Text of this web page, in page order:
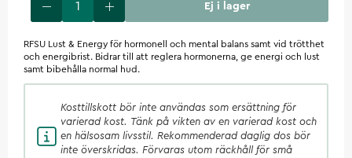
Ej i lager
RFSU Lust & Energy för hormonell och mental balans samt vid trötthet
och energibrist. Bidrar till att reglera hormonerna, ge energi och lust
samt bibehålla normal hud.
Kosttillskott bör inte användas som ersättning för
varierad kost. Tänk på vikten av en varierad kost och
en hälsosam livsstil. Rekommenderad daglig dos bör
inte överskridas. Förvaras utom räckhåll för små